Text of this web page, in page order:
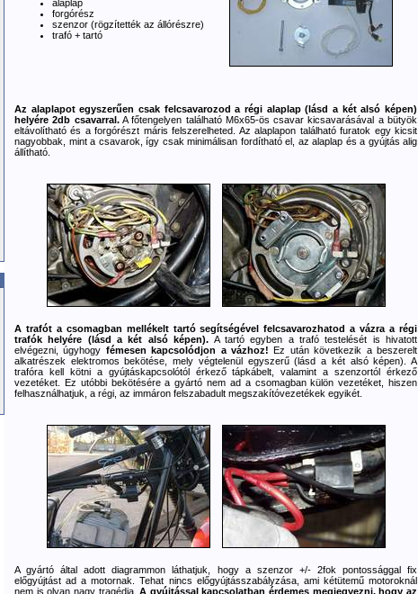
alaplap
forgórész
szenzor (rögzítették az állórészre)
trafó + tartó
Az alaplapot egyszerűen csak felcsavarozod a régi alaplap (lásd a két alsó képen)
helyére 2db csavarral.A főtengelyen található M6x65-ös csavar kicsavarásával a bütyök
eltávolítható és a forgórészt máris felszerelheted. Az alaplapon található furatok egy kicsit
nagyobbak, mint a csavarok, így csak minimálisan fordítható el, az alaplap és a gyújtás alig
állítható.
A trafót a csomagban mellékelt tartó segítségével felcsavarozhatod a vázra a régi
trafók helyére (lásd a két alsó képen). A tartó egyben a trafó testelését is hivatott
elvégezni, úgyhogy fémesen kapcsolódjon a vázhoz! Ez után következik a beszerelt
alkatrészek elektromos bekötése, mely végtelenül egyszerű (lásd a két alsó képen). A
trafóra kell kötni a gyújtáskapcsolótól érkező tápkábelt, valamint a szenzortól érkező
vezetéket. Ez utóbbi bekötésére a gyártó nem ad a csomagban külön vezetéket, hiszen
felhasználhatjuk, a régi, az immáron felszabadult megszakítóvezetékek egyikét.
A gyártó által adott diagrammon láthatjuk, hogy a szenzor +/- 2fok pontossággal fix
előgyújtást ad a motornak. Tehat nincs előgyújtásszabályzása, ami kétütemű motoroknál
nem is olyan nagy tragédia. A gyújtással kapcsolatban érdemes megjegyezni, hogy az